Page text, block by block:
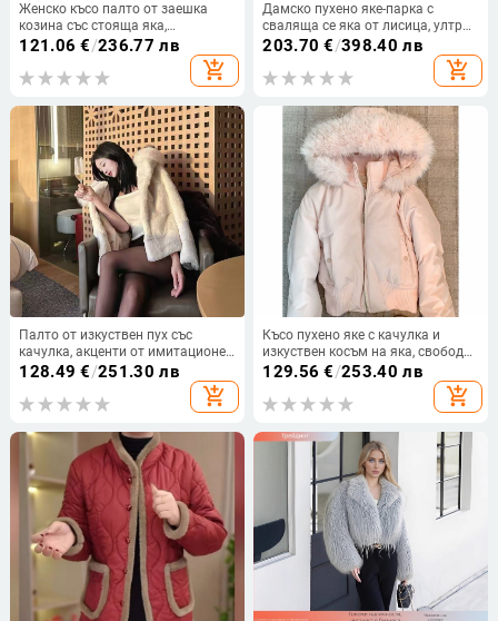
Женско късо палто от заешка
козина със стояща яка,
едночастичен дизайн, пролет
121.06 €/236.77 лв
add_shopping_cart
Дамско пухено яке-парка с
сваляща се яка от лисица, ултра
къс силует ≤40 см, дълги ръкави,
V-образна яка, памук-полиестър
със спандекс, пролет 2025
203.70 €/398.40 лв
add_shopping_cart
Палто от изкуствен пух със
качулка, акценти от имитационен
норков пух и лисичи пух, дълги
ръкави, стояща яка, есен 2023
128.49 €/251.30 лв
add_shopping_cart
Късо пухено яке с качулка и
изкуствен косъм на яка, свободен
силует, пълнеж патеши пух 95%+,
129.56 €/253.40 лв
add_shopping_cart